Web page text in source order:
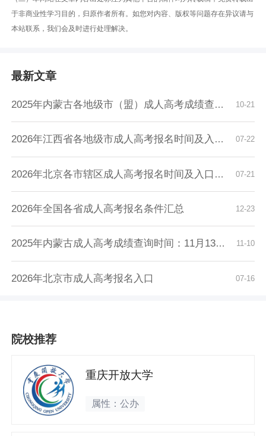
于非商业性学习目的，归原作者所有。如您对内容、版权等问题存在异议请与
本站联系，我们会及时进行处理解决。
最新文章
10-21
2025年内蒙古各地级市（盟）成人高考成绩查询时...
07-22
2026年江西省各地级市成人高考报名时间及入口汇...
07-21
2026年北京各市辖区成人高考报名时间及入口汇总
12-23
2026年全国各省成人高考报名条件汇总
11-10
2025年内蒙古成人高考成绩查询时间：11月13日9...
07-16
2026年北京市成人高考报名入口
院校推荐
重庆开放大学
属性：公办